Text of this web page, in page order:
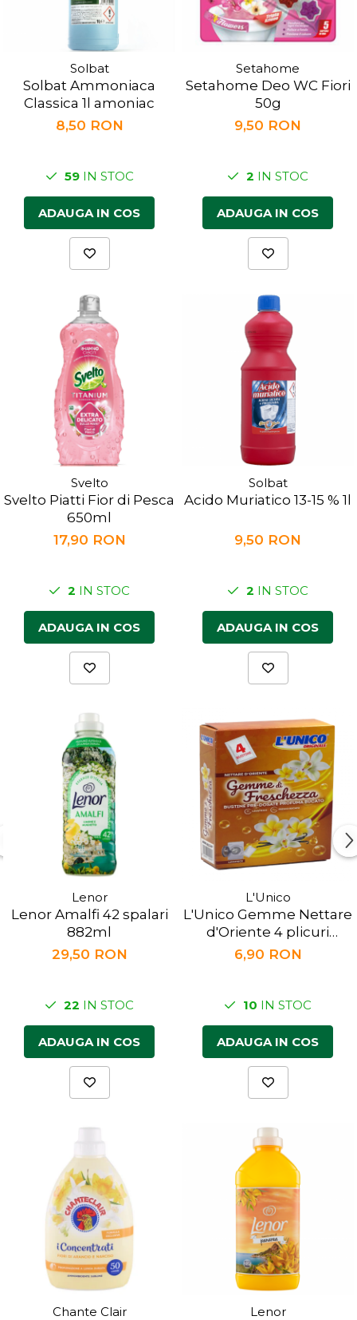
Solbat
Solbat Ammoniaca
Classica 1l amoniac
8,50 RON
59IN STOC
ADAUGA IN COS
Setahome
Setahome Deo WC Fiori
50g
9,50 RON
2 IN STOC
ADAUGA IN COS
Svelto
Svelto Piatti Fior di Pesca
650ml
17,90 RON
2 IN STOC
ADAUGA IN COS
Solbat
Acido Muriatico 13-15 % 1l
9,50 RON
2 IN STOC
ADAUGA IN COS
Lenor
Lenor Amalfi 42 spalari
882ml
29,50 RON
22 IN STOC
ADAUGA IN COS
L'Unico
L'Unico Gemme Nettare
d'Oriente 4 plicuri
predozate
6,90 RON
10 IN STOC
ADAUGA IN COS
Chante Clair Lenor